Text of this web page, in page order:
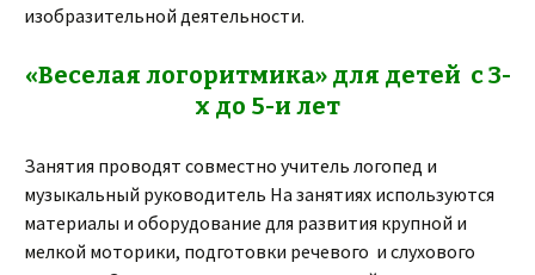
изобразительной деятельности.
«Веселая логоритмика» для детей с 3-
х до 5-и лет
Занятия проводят совместно учитель логопед и
музыкальный руководитель На занятиях используются
материалы и оборудование для развития крупной и
мелкой моторики, подготовки речевого и слухового